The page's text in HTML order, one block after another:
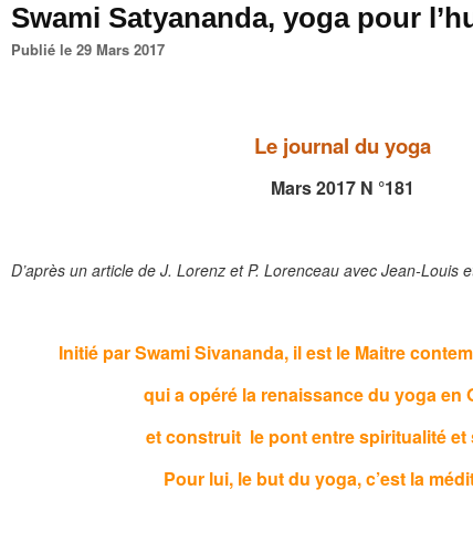
Swami Satyananda, yoga pour
Publié le 29 Mars 2017
Le journal du yoga
Mars 2017 N °181
D’après un article de J. Lorenz et P. Lorenceau avec Jean-Louis
Initié par Swami Sivananda, il est le Maitre
qui a opéré la renaissance du yoga en
et construit le pont entre spiritualité et
Pour lui, le but du yoga, c’est la